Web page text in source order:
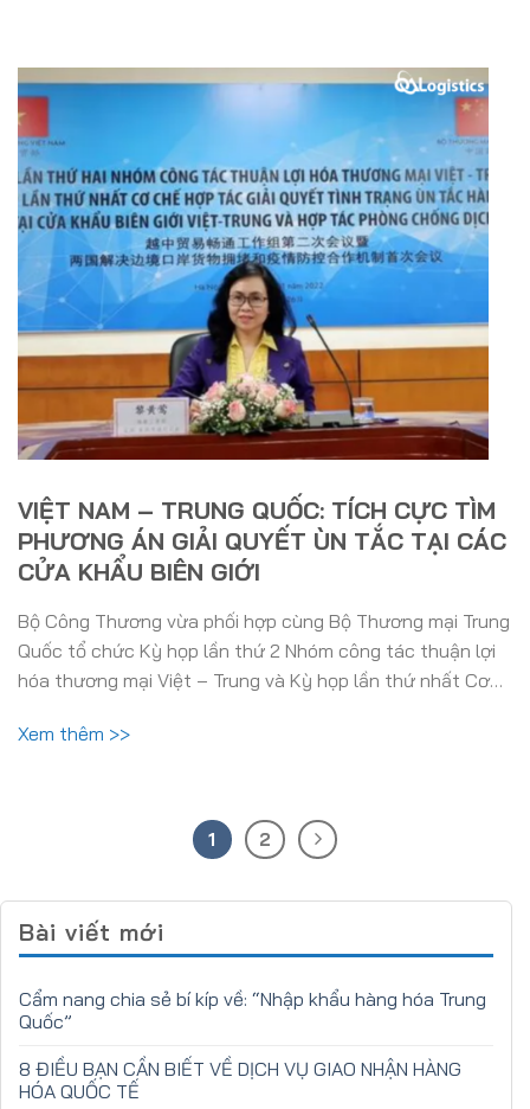
VIỆT NAM – TRUNG QUỐC: TÍCH CỰC TÌM
PHƯƠNG ÁN GIẢI QUYẾT ÙN TẮC TẠI CÁC
CỬA KHẨU BIÊN GIỚI
Bộ Công Thương vừa phối hợp cùng Bộ Thương mại Trung
Quốc tổ chức Kỳ họp lần thứ 2 Nhóm công tác thuận lợi
hóa thương mại Việt – Trung và Kỳ họp lần thứ nhất Cơ…
Xem thêm >>
1 2
Bài viết mới
Cẩm nang chia sẻ bí kíp về: “Nhập khẩu hàng hóa Trung
Quốc”
8 ĐIỀU BẠN CẦN BIẾT VỀ DỊCH VỤ GIAO NHẬN HÀNG
HÓA QUỐC TẾ